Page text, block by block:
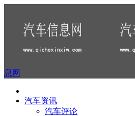
息网
汽车资讯
汽车评论